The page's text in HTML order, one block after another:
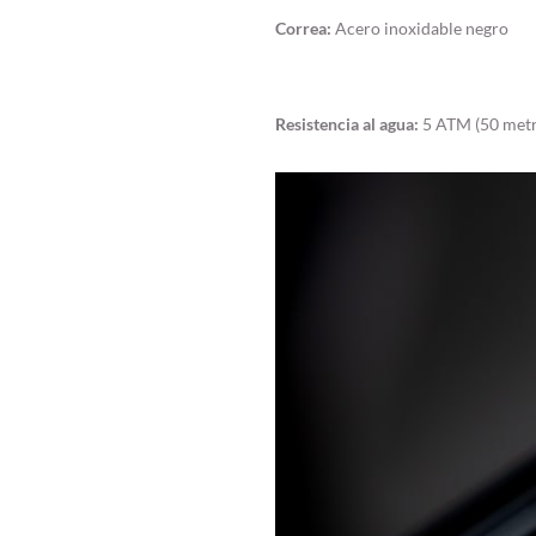
Correa: Acero inoxidable negro
Resistencia al agua: 5 ATM (50